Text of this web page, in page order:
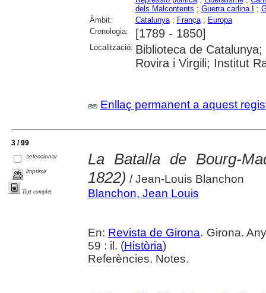
dels Malcontents ; Guerra carlina I ;
Àmbit:
Catalunya; França; Europa
Cronologia:
[1789 - 1850]
Localització: Biblioteca de
Rovira i Virgili; Institut
Enllaç permanent a aquest
3 / 99
seleccionar
imprimir
Text complet
La Batalla de Bourg-
1822) / Jean-Louis Blanchon
Blanchon, Jean Louis
En: Revista de Girona. Girona.
59 : il. (Història)
Referències. Notes.